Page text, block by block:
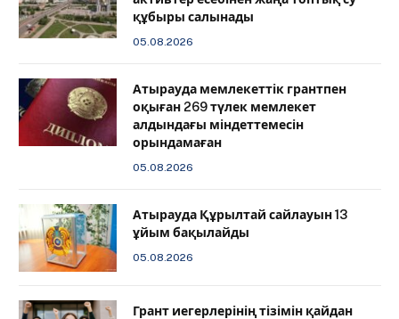
құбыры салынады
05.08.2026
Атырауда мемлекеттік грантпен
оқыған 269 түлек мемлекет
алдындағы міндеттемесін
орындамаған
05.08.2026
Атырауда Құрылтай сайлауын 13
ұйым бақылайды
05.08.2026
Грант иегерлерінің тізімін қайдан